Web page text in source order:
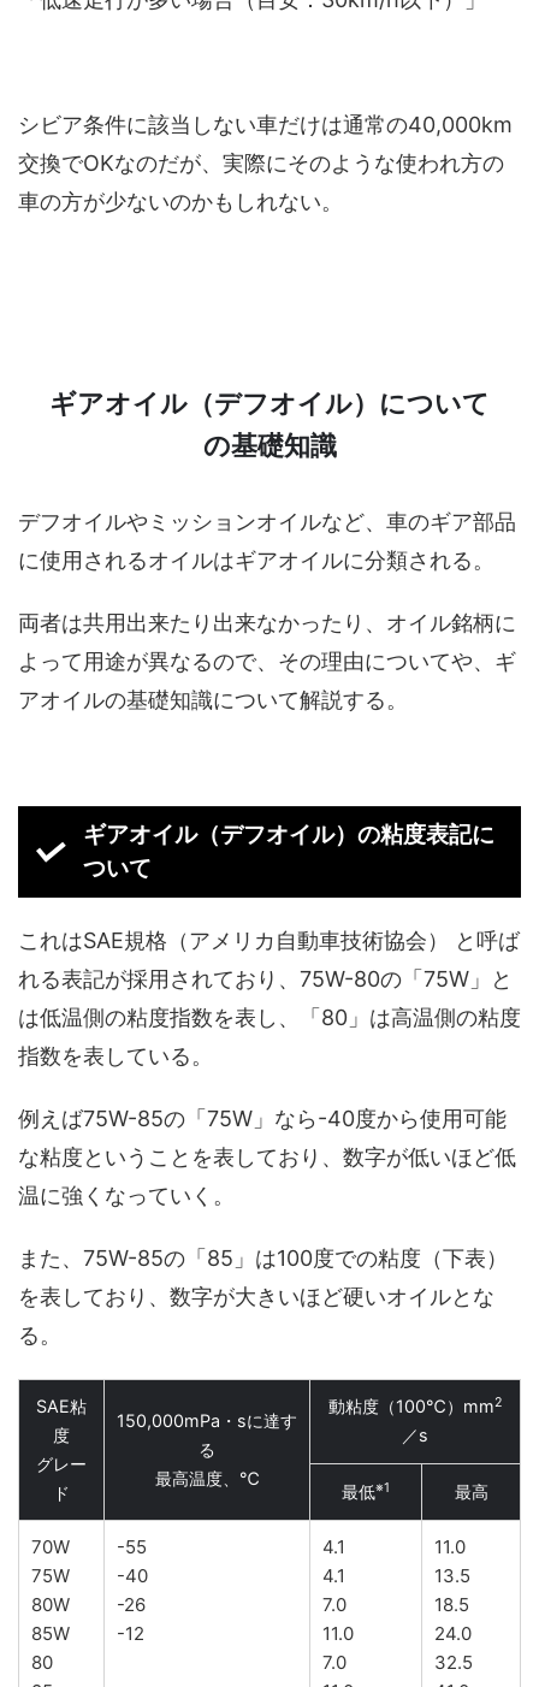
シビア条件に該当しない車だけは通常の40,000km
交換でOKなのだが、実際にそのような使われ方の
車の方が少ないのかもしれない。
ギアオイル（デフオイル）について
の基礎知識
デフオイルやミッションオイルなど、車のギア部品
に使用されるオイルはギアオイルに分類される。
両者は共用出来たり出来なかったり、オイル銘柄に
よって用途が異なるので、その理由についてや、ギ
アオイルの基礎知識について解説する。
ギアオイル（デフオイル）の粘度表記に
ついて
これはSAE規格（アメリカ自動車技術協会） と呼ば
れる表記が採用されており、75W-80の「75W」と
は低温側の粘度指数を表し、「80」は高温側の粘度
指数を表している。
例えば75W-85の「75W」なら-40度から使用可能
な粘度ということを表しており、数字が低いほど低
温に強くなっていく。
また、75W-85の「85」は100度での粘度（下表）
を表しており、数字が大きいほど硬いオイルとな
る。
SAE粘
度
グレー
ド
150,000mPa・sに達す
る
最高温度、℃
動粘度（100℃）mm2
／s
最低※1 最高
70W
75W
80W
85W
80
-55
-40
-26
-12
4.1
4.1
7.0
11.0
7.0
11.0
13.5
18.5
24.0
32.5